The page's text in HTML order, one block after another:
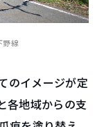
野線
のイメージが定
各地域からの支